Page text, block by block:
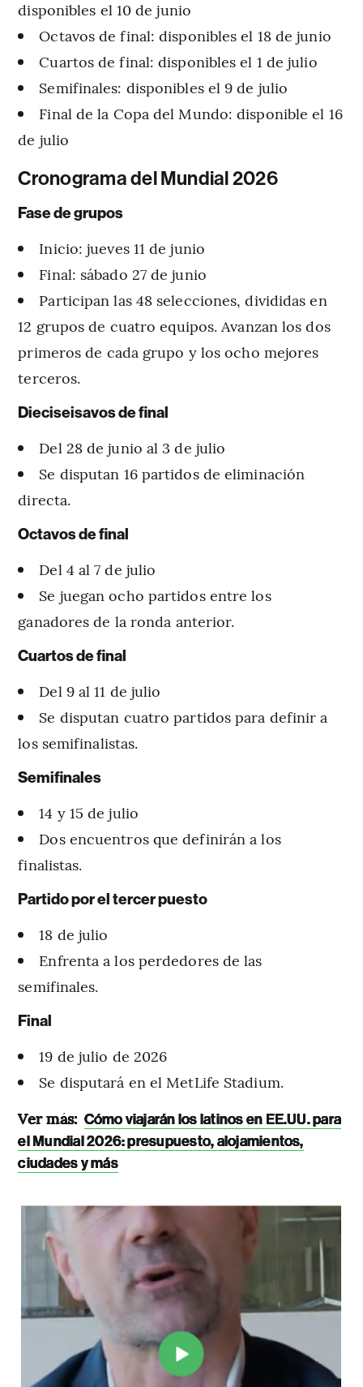
disponibles el 10 de junio
Octavos de final: disponibles el 18 de junio
Cuartos de final: disponibles el 1 de julio
Semifinales: disponibles el 9 de julio
Final de la Copa del Mundo: disponible el 16
de julio
Cronograma del Mundial 2026
Fase de grupos
Inicio: jueves 11 de junio
Final: sábado 27 de junio
Participan las 48 selecciones, divididas en
12 grupos de cuatro equipos. Avanzan los dos
primeros de cada grupo y los ocho mejores
terceros.
Dieciseisavos de final
Del 28 de junio al 3 de julio
Se disputan 16 partidos de eliminación
directa.
Octavos de final
Del 4 al 7 de julio
Se juegan ocho partidos entre los
ganadores de la ronda anterior.
Cuartos de final
Del 9 al 11 de julio
Se disputan cuatro partidos para definir a
los semifinalistas.
Semifinales
14 y 15 de julio
Dos encuentros que definirán a los
finalistas.
Partido por el tercer puesto
18 de julio
Enfrenta a los perdedores de las
semifinales.
Final
19 de julio de 2026
Se disputará en el MetLife Stadium.
Ver más: Cómo viajarán los latinos en EE.UU. para
el Mundial 2026: presupuesto, alojamientos,
ciudades y más